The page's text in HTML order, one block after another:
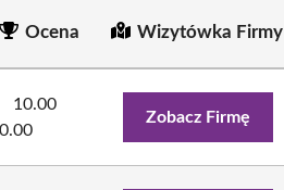
Ocena Wizytówka Firmy
10.00
Zobacz Firmę